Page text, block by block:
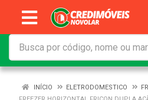
INÍCIO ELETRODOMESTICO